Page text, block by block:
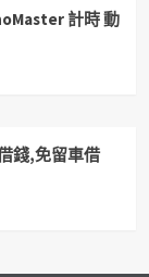
計時 動
錢,免留車借